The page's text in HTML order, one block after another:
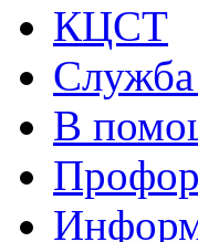
КЦСТ
В